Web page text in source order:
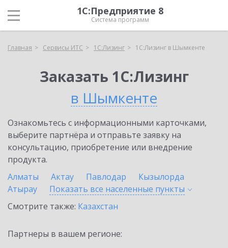
1С:Предприятие 8
Система программ
Главная Сервисы ИТС 1С:Лизинг 1С:Лизинг в Шымкенте
Заказать 1С:Лизинг
в Шымкенте
Ознакомьтесь с информационными карточками,
выберите партнёра и отправьте заявку на
консультацию, приобретение или внедрение
продукта.
Алматы
Актау Павлодар
Кызылорда
Атырау
Показать все населенные пункты
Смотрите также: Казахстан
Партнеры в вашем регионе: